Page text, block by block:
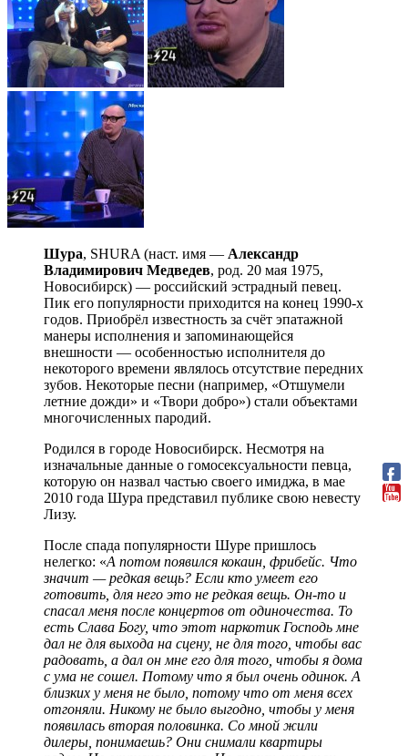
Шура, SHURA (наст. имя — Александр
Владимирович Медведев, род. 20 мая 1975,
Новосибирск) — российский эстрадный певец.
Пик его популярности приходится на конец 1990-х
годов. Приобрёл известность за счёт эпатажной
манеры исполнения и запоминающейся
внешности — особенностью исполнителя до
некоторого времени являлось отсутствие передних
зубов. Некоторые песни (например, «Отшумели
летние дожди» и «Твори добро») стали объектами
многочисленных пародий.
Родился в городе Новосибирск. Несмотря на
изначальные данные о гомосексуальности певца,
которую он назвал частью своего имиджа, в мае
2010 года Шура представил публике свою невесту
Лизу.
После спада популярности Шуре пришлось
нелегко: «А потом появился кокаин, фрибейс. Что
значит — редкая вещь? Если кто умеет его
готовить, для него это не редкая вещь. Он-то и
спасал меня после концертов от одиночества. То
есть Слава Богу, что этот наркотик Господь мне
дал не для выхода на сцену, не для того, чтобы вас
радовать, а дал он мне его для того, чтобы я дома
с ума не сошел. Потому что я был очень одинок. А
близких у меня не было, потому что от меня всех
отгоняли. Никому не было выгодно, чтобы у меня
появилась вторая половинка. Со мной жили
дилеры, понимаешь? Они снимали квартиры